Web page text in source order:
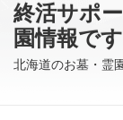
終活サポ
園情報です
北海道のお墓・霊